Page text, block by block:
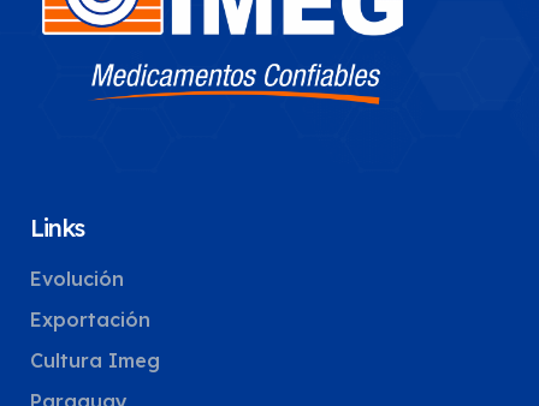
Links
Evolución
Exportación
Cultura Imeg
Paraguay